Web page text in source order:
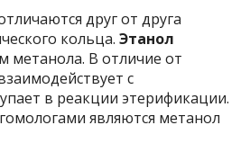
друг от друга
кольца.Этанол
метанола. В отличие от
с
в реакции этерификации.
являются метанол